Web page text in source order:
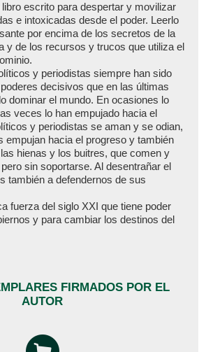
escrito para despertar y movilizar
e intoxicadas desde el poder. Leerlo
por encima de los secretos de la
y de los recursos y trucos que utiliza el
y periodistas siempre han sido
decisivos que en las últimas
dominar el mundo. En ocasiones lo
veces lo han empujado hacia el
y periodistas se aman y se odian,
empujan hacia el progreso y también
hienas y los buitres, que comen y
sin soportarse. Al desentrañar el
también a defendernos de sus
fuerza del siglo XXI que tiene poder
y para cambiar los destinos del
FIRMADOS POR EL
AUTOR